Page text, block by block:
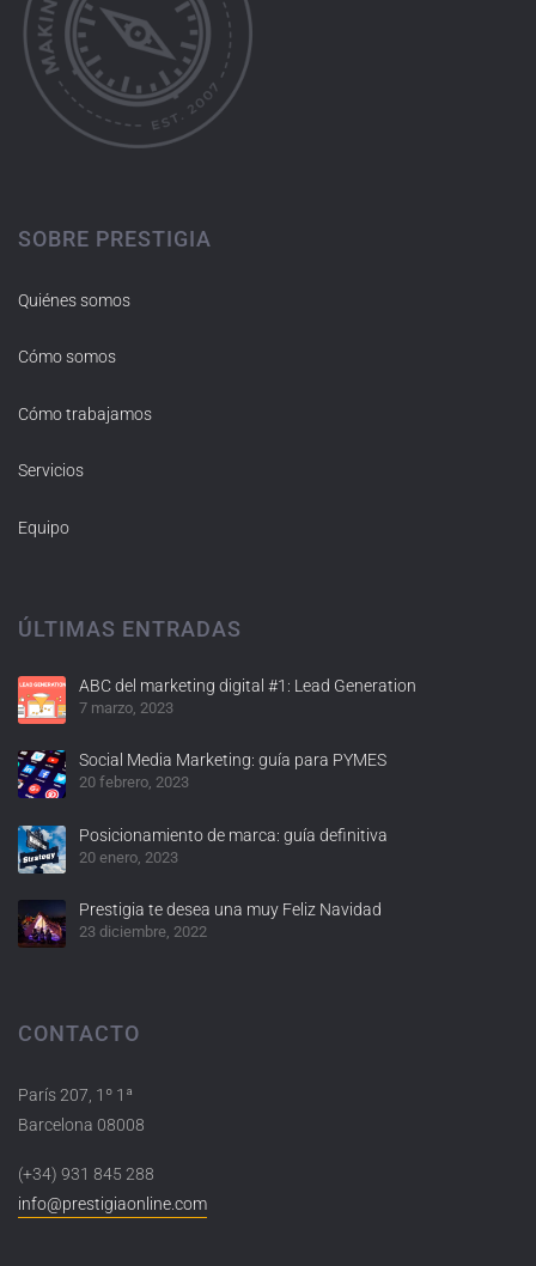
SOBRE PRESTIGIA
Quiénes somos
Cómo somos
Cómo trabajamos
Servicios
Equipo
ÚLTIMAS ENTRADAS
ABC del marketing digital #1: Lead Generation
7 marzo, 2023
Social Media Marketing: guía para PYMES
20 febrero, 2023
Posicionamiento de marca: guía definitiva
20 enero, 2023
Prestigia te desea una muy Feliz Navidad
23 diciembre, 2022
CONTACTO
París 207, 1º 1ª
Barcelona 08008
(+34) 931 845 288
info@prestigiaonline.com